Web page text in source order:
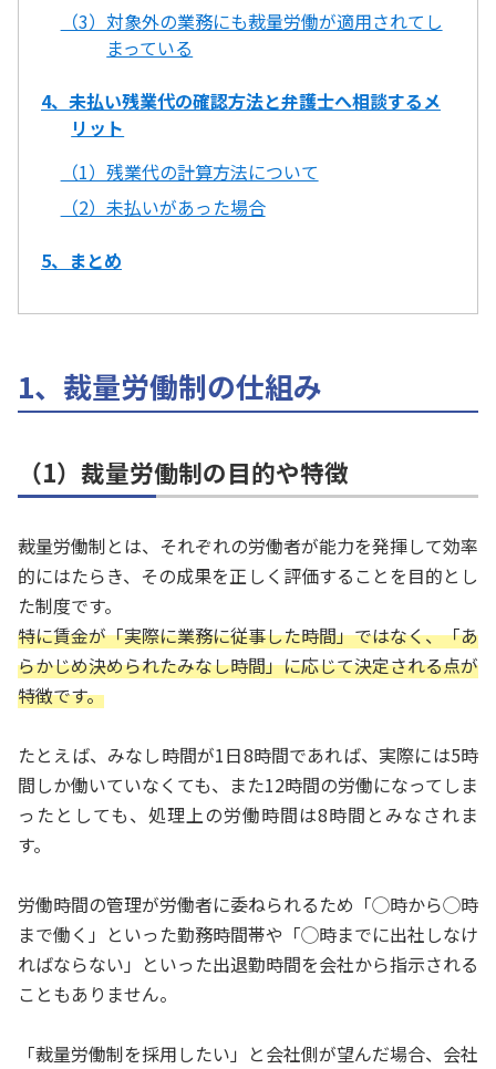
（3）対象外の業務にも裁量労働が適用されてし
まっている
4、未払い残業代の確認方法と弁護士へ相談するメ
リット
（1）残業代の計算方法について
（2）未払いがあった場合
5、まとめ
1、裁量労働制の仕組み
（1）裁量労働制の目的や特徴
裁量労働制とは、それぞれの労働者が能力を発揮して効率
的にはたらき、その成果を正しく評価することを目的とし
た制度です。
特に賃金が「実際に業務に従事した時間」ではなく、「あ
らかじめ決められたみなし時間」に応じて決定される点が
特徴です。
たとえば、みなし時間が1日8時間であれば、実際には5時
間しか働いていなくても、また12時間の労働になってしま
ったとしても、処理上の労働時間は8時間とみなされま
す。
労働時間の管理が労働者に委ねられるため「◯時から◯時
まで働く」といった勤務時間帯や「◯時までに出社しなけ
ればならない」といった出退勤時間を会社から指示される
こともありません。
「裁量労働制を採用したい」と会社側が望んだ場合、会社